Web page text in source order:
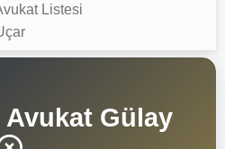
Listesi
Gülay